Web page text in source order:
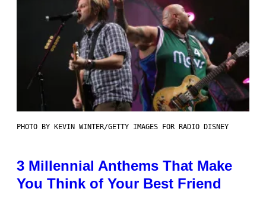
PHOTO BY KEVIN WINTER/GETTY IMAGES FOR RADIO DISNEY
3 Millennial Anthems That Make
You Think of Your Best Friend